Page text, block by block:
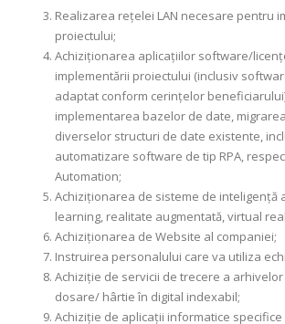
Realizarea rețelei LAN necesare pentru
proiectului;
Achiziționarea aplicațiilor software/
implementării proiectului (inclusiv
adaptat conform cerințelor
implementarea bazelor de date,
diverselor structuri de date existente,
automatizare software de tip RPA,
Automation;
Achiziționarea de sisteme de inteligență
learning, realitate augmentată, virtual
Achiziționarea de Website al companiei;
Instruirea personalului care va utiliza
Achiziție de servicii de trecere a
dosare/ hârtie în digital indexabil;
Achiziție de aplicații informatice